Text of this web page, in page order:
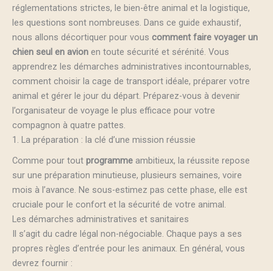
réglementations strictes, le bien-être animal et la logistique,
les questions sont nombreuses. Dans ce guide exhaustif,
nous allons décortiquer pour vous comment faire voyager un
chien seul en avion en toute sécurité et sérénité. Vous
apprendrez les démarches administratives incontournables,
comment choisir la cage de transport idéale, préparer votre
animal et gérer le jour du départ. Préparez-vous à devenir
l’organisateur de voyage le plus efficace pour votre
compagnon à quatre pattes.
1. La préparation : la clé d’une mission réussie
Comme pour tout programme ambitieux, la réussite repose
sur une préparation minutieuse, plusieurs semaines, voire
mois à l’avance. Ne sous-estimez pas cette phase, elle est
cruciale pour le confort et la sécurité de votre animal.
Les démarches administratives et sanitaires
Il s’agit du cadre légal non-négociable. Chaque pays a ses
propres règles d’entrée pour les animaux. En général, vous
devrez fournir :